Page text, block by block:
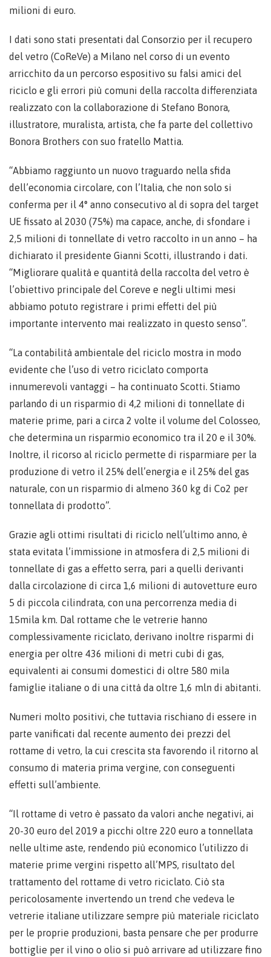
milioni di euro.
I dati sono stati presentati dal Consorzio per il recupero
del vetro (CoReVe) a Milano nel corso di un evento
arricchito da un percorso espositivo su falsi amici del
riciclo e gli errori più comuni della raccolta differenziata
realizzato con la collaborazione di Stefano Bonora,
illustratore, muralista, artista, che fa parte del collettivo
Bonora Brothers con suo fratello Mattia.
“Abbiamo raggiunto un nuovo traguardo nella sfida
dell’economia circolare, con l’Italia, che non solo si
conferma per il 4° anno consecutivo al di sopra del target
UE fissato al 2030 (75%) ma capace, anche, di sfondare i
2,5 milioni di tonnellate di vetro raccolto in un anno – ha
dichiarato il presidente Gianni Scotti, illustrando i dati.
“Migliorare qualità e quantità della raccolta del vetro è
l’obiettivo principale del Coreve e negli ultimi mesi
abbiamo potuto registrare i primi effetti del più
importante intervento mai realizzato in questo senso”.
“La contabilità ambientale del riciclo mostra in modo
evidente che l’uso di vetro riciclato comporta
innumerevoli vantaggi – ha continuato Scotti. Stiamo
parlando di un risparmio di 4,2 milioni di tonnellate di
materie prime, pari a circa 2 volte il volume del Colosseo,
che determina un risparmio economico tra il 20 e il 30%.
Inoltre, il ricorso al riciclo permette di risparmiare per la
produzione di vetro il 25% dell’energia e il 25% del gas
naturale, con un risparmio di almeno 360 kg di Co2 per
tonnellata di prodotto”.
Grazie agli ottimi risultati di riciclo nell’ultimo anno, è
stata evitata l’immissione in atmosfera di 2,5 milioni di
tonnellate di gas a effetto serra, pari a quelli derivanti
dalla circolazione di circa 1,6 milioni di autovetture euro
5 di piccola cilindrata, con una percorrenza media di
15mila km. Dal rottame che le vetrerie hanno
complessivamente riciclato, derivano inoltre risparmi di
energia per oltre 436 milioni di metri cubi di gas,
equivalenti ai consumi domestici di oltre 580 mila
famiglie italiane o di una città da oltre 1,6 mln di abitanti.
Numeri molto positivi, che tuttavia rischiano di essere in
parte vanificati dal recente aumento dei prezzi del
rottame di vetro, la cui crescita sta favorendo il ritorno al
consumo di materia prima vergine, con conseguenti
effetti sull’ambiente.
“Il rottame di vetro è passato da valori anche negativi, ai
20-30 euro del 2019 a picchi oltre 220 euro a tonnellata
nelle ultime aste, rendendo più economico l’utilizzo di
materie prime vergini rispetto all’MPS, risultato del
trattamento del rottame di vetro riciclato. Ciò sta
pericolosamente invertendo un trend che vedeva le
vetrerie italiane utilizzare sempre più materiale riciclato
per le proprie produzioni, basta pensare che per produrre
bottiglie per il vino o olio si può arrivare ad utilizzare fino